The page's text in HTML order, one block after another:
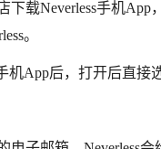
下载Neverless手机App
。
机App后，打开后直接